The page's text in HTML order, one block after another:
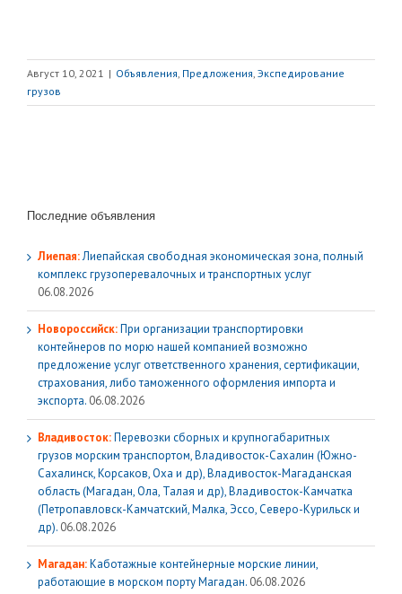
Август 10, 2021 | Объявления, Предложения, Экспедирование
грузов
Последние объявления
Лиепая:Лиепайская свободная экономическая зона, полный
комплекс грузoперевалочных и транспортных услуг
06.08.2026
Новороссийск:При организации транспортировки
контейнеров по морю нашей компанией возможно
предложение услуг ответственного хранения, сертификации,
страхования, либо таможенного оформления импорта и
экспорта. 06.08.2026
Владивосток:Перевозки сборных и крупногабаритных
грузов морским транспортом, Владивосток-Сахалин (Южно-
Сахалинск, Корсаков, Оха и др), Владивосток-Магаданская
область (Магадан, Ола, Талая и др), Владивосток-Камчатка
(Петропавловск-Камчатский, Малка, Эссо, Северо-Курильск и
др). 06.08.2026
Магадан:Каботажные контейнерные морские линии,
работающие в морском порту Магадан. 06.08.2026